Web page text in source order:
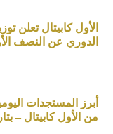
الدوري عن النصف الأول
أبرز المستجدات
من الأول كابيتال – بتاريخ: 05-